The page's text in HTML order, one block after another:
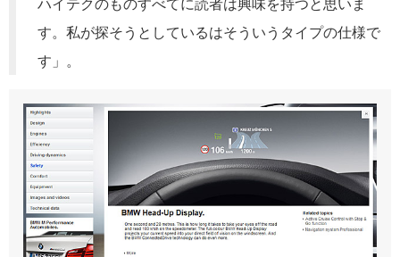
ハイテクのものすべてに読者は興味を持つと思いま
す。私が探そうとしているはそういうタイプの仕様で
す」。